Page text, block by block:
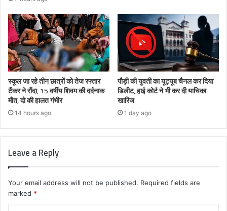
स्कूल जा रहे तीन छात्रों को तेज रफ्तार
टैंकर ने रौंदा, 15 वर्षीय शिवम की दर्दनाक
मौत, दो की हालत गंभीर
14 hours ago
पौड़ी की युवती का यूट्यूब चैनल कर दिया
डिलीट, हाई कोर्ट ने भी कर दी याचिका
खारिज
1 day ago
Leave a Reply
Your email address will not be published. Required fields are
marked *